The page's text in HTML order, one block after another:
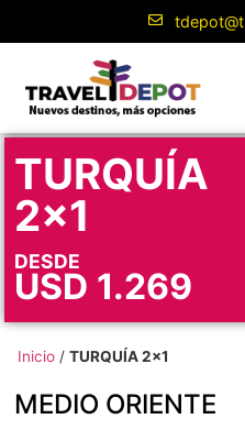
TURQUÍA
2×1
DESDE
USD 1.269
Inicio / TURQUÍA 2×1
MEDIO ORIENTE